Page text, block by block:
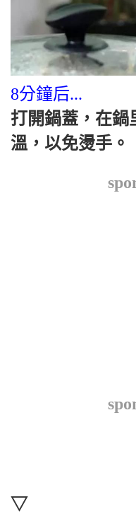
8分鐘后...
打開鍋蓋，在鍋
溫，以免燙手。
▽